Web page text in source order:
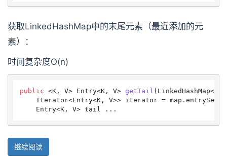
获取LinkedHashMap中的末尾元素（最近添加的元
素）：
时间复杂度O(n)
public <K, V> Entry<K, V> getTail (LinkedHashMap<K,
Iterator<Entry<K, V>> iterator =
    Entry<K, V> tail ...
继续阅读